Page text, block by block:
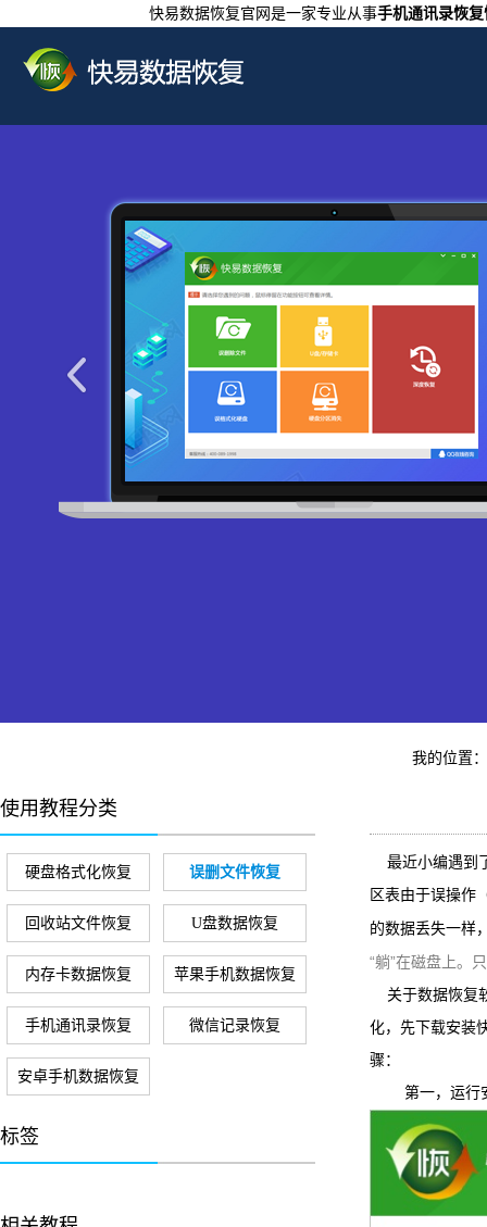
快易数据恢复官网是一家专业从事手机通讯录恢
我的位置
使用教程分类
硬盘格式化恢复 误删文件恢复
回收站文件恢复 U盘数据恢复
内存卡数据恢复 苹果手机数据恢复
手机通讯录恢复 微信记录恢复
安卓手机数据恢复
标签
最近小编遇到
区表由于误操作
的数据丢失一样
“躺”在磁盘上。
关于数据恢复
化，先下载安装
骤：
第一，运行安